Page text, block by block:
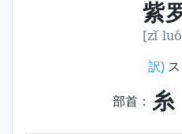
紫
[zǐ
訳)ス
部首： 糸